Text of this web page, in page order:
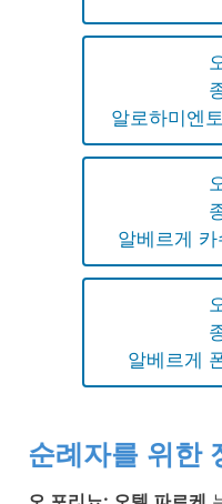
알로하미엔
알베르게
알베르게
순례자를 위한